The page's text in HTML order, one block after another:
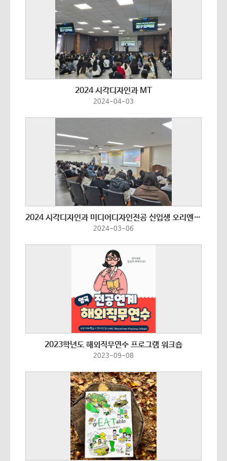
2024 시각디자인과 MT
2024-04-03
2024 시각디자인과 미디어디자인전공 신입생 오리엔테이션
2024-03-06
2023학년도 해외직무연수 프로그램 워크숍
2023-09-08